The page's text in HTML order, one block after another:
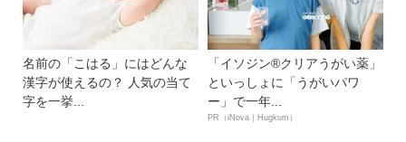
名前の「こはる」にはどんな
漢字が使えるの？ 人気の当て
字を一挙...
「イソジン®クリアうがい薬」
といっしょに「うがいパワ
ー」で一年...
PR（iNova｜Hugkum）